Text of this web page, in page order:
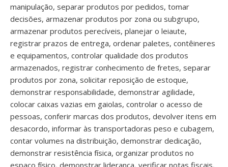
manipulação, separar produtos por pedidos, tomar
decisões, armazenar produtos por zona ou subgrupo,
armazenar produtos perecíveis, planejar o leiaute,
registrar prazos de entrega, ordenar paletes, contêineres
e equipamentos, controlar qualidade dos produtos
armazenados, registrar conhecimento de fretes, separar
produtos por zona, solicitar reposição de estoque,
demonstrar responsabilidade, demonstrar agilidade,
colocar caixas vazias em gaiolas, controlar o acesso de
pessoas, conferir marcas dos produtos, devolver itens em
desacordo, informar às transportadoras peso e cubagem,
contar volumes na distribuição, demonstrar dedicação,
demonstrar resistência física, organizar produtos no
espaço físico, demonstrar liderança, verificar notas fiscais,